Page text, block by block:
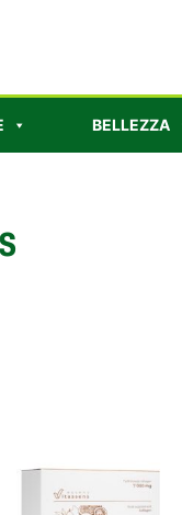
BELLEZZA